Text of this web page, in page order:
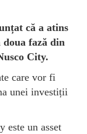
că a atins
doua fază din
City.
care vor fi
unei investiții
este un asset